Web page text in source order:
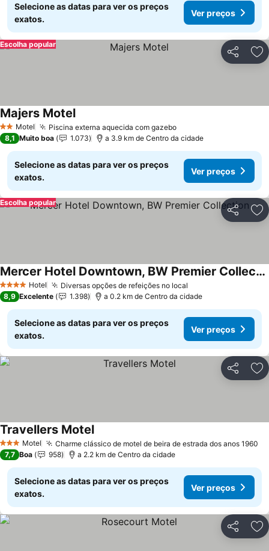
Selecione as datas para ver os preços
exatos.
Ver preços
Partilhar
Escolha popular
2 Estrelas
Motel Piscina externa aquecida com gazebo
Majers Motel
8,1 Muito boa 1.073 a 3.9 km de Centro da cidade
Selecione as datas para ver os preços
exatos.
Ver preços
Partilhar
Escolha popular
4 EstrelasHotel Diversas opções de refeições no local
Mercer Hotel Downtown, BW Premier Collection
8,9 Excelente 1.398 a 0.2 km de Centro da cidade
Selecione as datas para ver os preços
exatos.
Ver preços
Partilhar
3 EstrelasMotel Charme clássico de motel de beira de estrada dos anos 1960
Travellers Motel
7,7 Boa 958 a 2.2 km de Centro da cidade
Selecione as datas para ver os preços
exatos.
Ver preços
Partilhar